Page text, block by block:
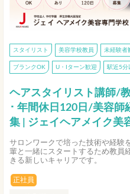
スタイリスト 美容学校教員 未経験者
ブランクOK U・Iターン歓迎 駅近5分
ヘアスタイリスト講師/
･ 年間休日120日/美容師
集 | ジェイヘアメイク美
サロンワークで培った技術や経験
輩と一緒にスタートするため教員
きる新しいキャリアです。
正社員